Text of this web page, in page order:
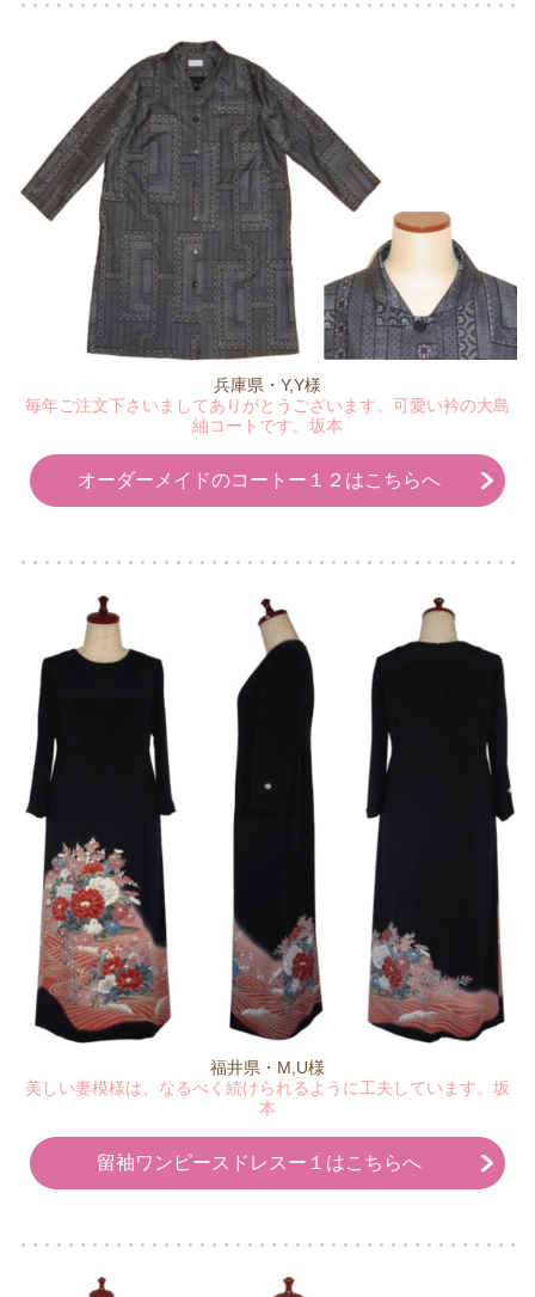
兵庫県・Y,Y様
毎年ご注文下さいましてありがとうございます。可愛い衿の大島
紬コートです。坂本
オーダーメイドのコートー１２はこちらへ
福井県・M,U様
美しい妻模様は、なるべく続けられるように工夫しています。坂
本
留袖ワンピースドレスー１はこちらへ